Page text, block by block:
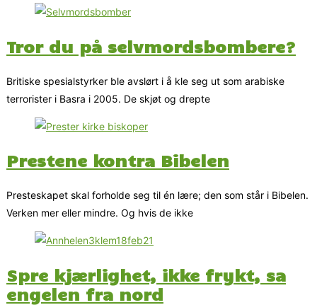
Tror du på selvmordsbombere?
Britiske spesialstyrker ble avslørt i å kle seg ut som arabiske
terrorister i Basra i 2005. De skjøt og drepte
Prestene kontra Bibelen
Presteskapet skal forholde seg til én lære; den som står i Bibelen.
Verken mer eller mindre. Og hvis de ikke
Spre kjærlighet, ikke frykt, sa
engelen fra nord